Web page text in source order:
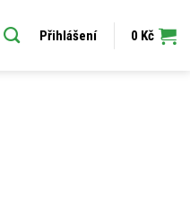
Přihlášení 0 Kč